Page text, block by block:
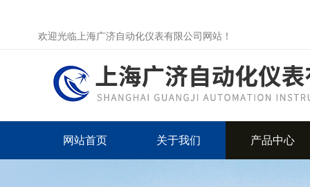
欢迎光临上海广济自动化仪表有限公司网站！
网站首页 关于我们 产品中心